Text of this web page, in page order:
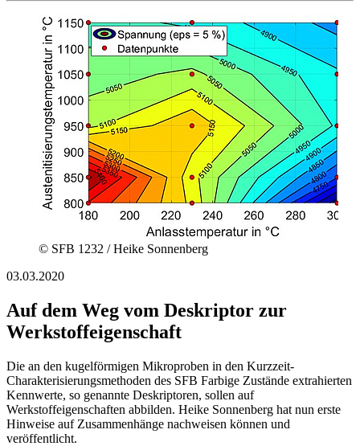
© SFB 1232 / Heike Sonnenberg
03.03.2020
Auf dem Weg vom Deskriptor zur
Werkstoffeigenschaft
Die an den kugelförmigen Mikroproben in den Kurzzeit-
Charakterisierungsmethoden des SFB Farbige Zustände extrahierten
Kennwerte, so genannte Deskriptoren, sollen auf
Werkstoffeigenschaften abbilden. Heike Sonnenberg hat nun erste
Hinweise auf Zusammenhänge nachweisen können und
veröffentlicht.